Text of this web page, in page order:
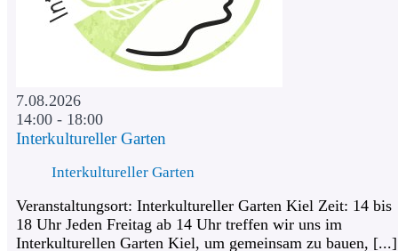
7.08.2026
14:00 - 18:00
Interkultureller Garten
Interkultureller Garten
Veranstaltungsort: Interkultureller Garten Kiel Zeit: 14 bis
18 Uhr Jeden Freitag ab 14 Uhr treffen wir uns im
Interkulturellen Garten Kiel, um gemeinsam zu bauen, [...]